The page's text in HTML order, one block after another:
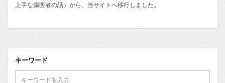
上手な歯医者の話 』から、当サイトへ移行しました。
キーワード